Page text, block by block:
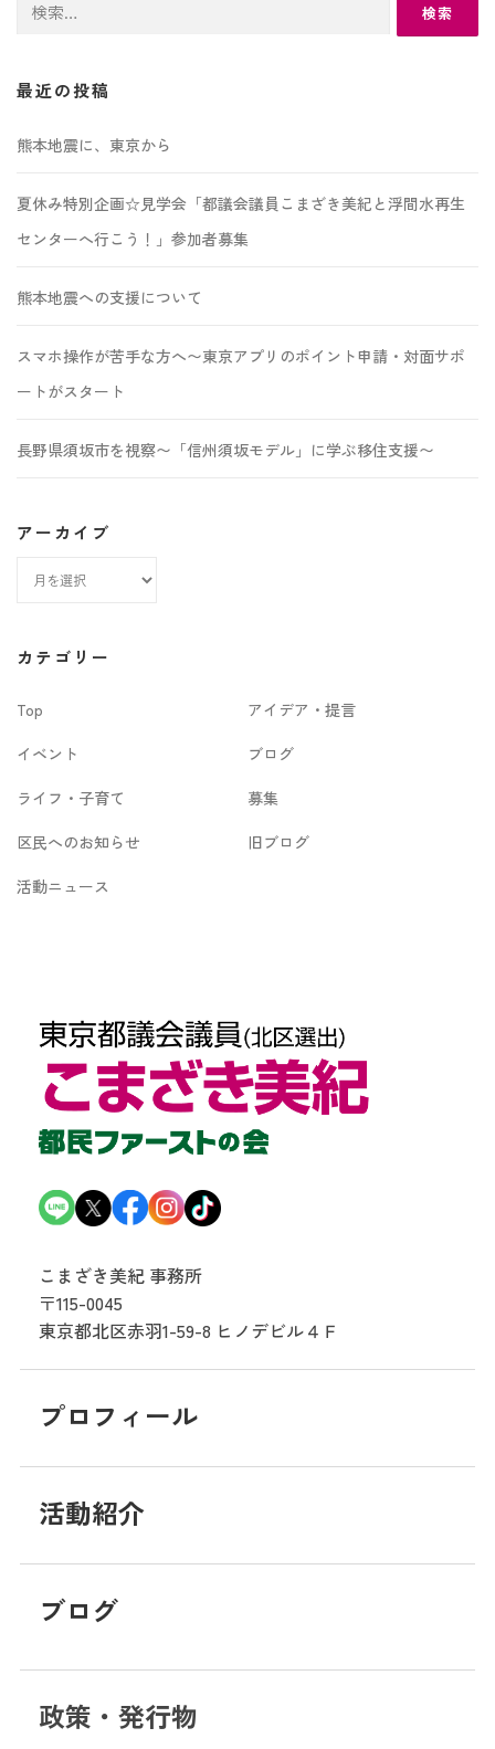
検
最近の投稿
熊本地震に、東京から
夏休み特別企画☆見学会「都議会議員こまざき美紀と浮間水再生
センターへ行こう！」参加者募集
熊本地震への支援について
スマホ操作が苦手な方へ〜東京アプリのポイント申請・対面サポ
ートがスタート
長野県須坂市を視察〜「信州須坂モデル」に学ぶ移住支援〜
アーカイブ
カ
ブ
カテゴリー
Top
アイデア・提言
イベント
ブログ
ライフ・子育て
募集
区民へのお知らせ
旧ブログ
活動ニュース
こまざき美紀 事務所
〒115-0045
東京都北区赤羽1-59-8 ヒノデビル４Ｆ
プロフィール
活動紹介
ブログ
政策・発行物